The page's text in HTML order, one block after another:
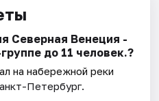
Северная Венеция -
до 11 человек.?
на набережной реки
Петербург.